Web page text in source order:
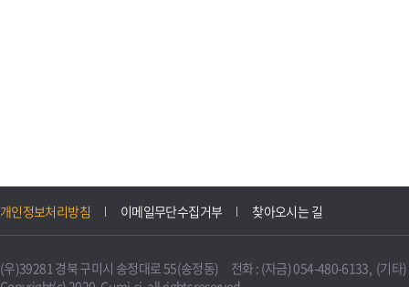
니다.
불필요하게 되었을 때에는
개인정보처리방침 이메일무단수집거부 찾아오시는 길
(우)39281 경북 구미시 송정대로 55(송정동) 전화 : (자금) 054-480-6133, (기타